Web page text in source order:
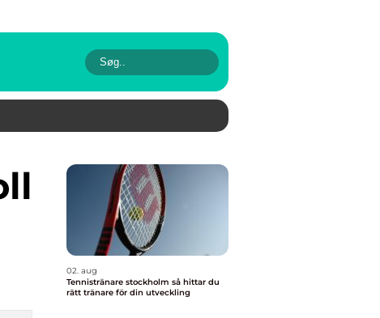
02. aug
Tennistränare stockholm så hittar du
rätt tränare för din utveckling